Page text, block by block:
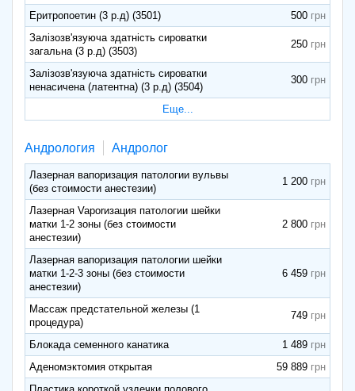
Еритропоетин (3 р.д) (3501)
500
Залізозв'язуюча здатність сироватки
загальна (3 р.д) (3503)
250
Залізозв'язуюча здатність сироватки
ненасичена (латентна) (3 р.д) (3504)
300
Еще...
Андрология Андролог
Лазерная вапоризация патологии вульвы
(без стоимости анестезии)
1 200
Лазерная Vaporизация патологии шейки
матки 1-2 зоны (без стоимости
анестезии)
2 800
Лазерная вапоризация патологии шейки
матки 1-2-3 зоны (без стоимости
анестезии)
6 459
Массаж предстательной железы (1
процедура)
749
Блокада семенного канатика
1 489
Аденомэктомия открытая
59 889